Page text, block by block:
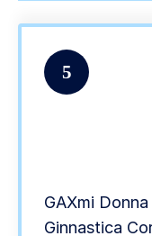
5
GAXmi
Ginnastica